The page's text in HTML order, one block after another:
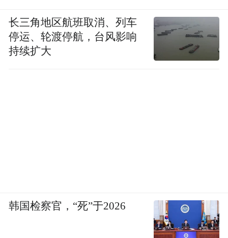
长三角地区航班取消、列车
停运、轮渡停航，台风影响
持续扩大
韩国检察官，“死”于2026